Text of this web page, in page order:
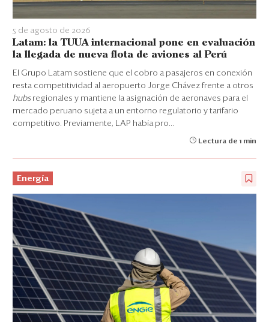
5 de agosto de 2026
Latam: la TUUA internacional pone en evaluación
la llegada de nueva flota de aviones al Perú
El Grupo Latam sostiene que el cobro a pasajeros en conexión
resta competitividad al aeropuerto Jorge Chávez frente a otros
hubs regionales y mantiene la asignación de aeronaves para el
mercado peruano sujeta a un entorno regulatorio y tarifario
competitivo. Previamente, LAP había pro...
Lectura de 1 min
Energía